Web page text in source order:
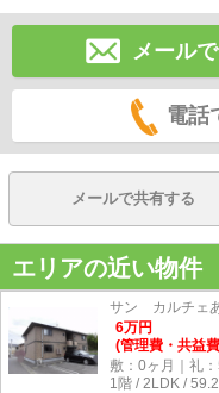
メール
電話
メールで共有する
エリアの近い物件
サン カルチェ
6万円
(管理費・共益
敷：0ヶ月｜礼
1階 / 2LDK /